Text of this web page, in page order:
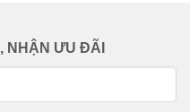
NHẬN ƯU ĐÃI